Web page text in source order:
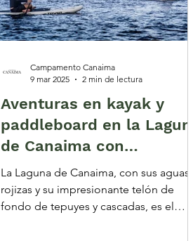
Aventuras en kayak y
paddleboard en la Laguna
de Canaima con
Campamento Canaima
La Laguna de Canaima, con sus aguas
rojizas y su impresionante telón de
fondo de tepuyes y cascadas, es el
Campamento Canaima
9 mar 2025
2 min de lectura